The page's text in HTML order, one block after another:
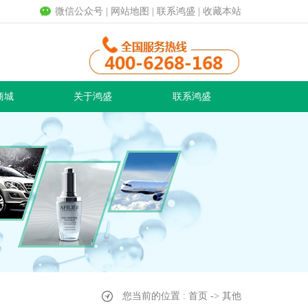
微信公众号 网站地图 联系鸿盛 收藏本站
城 关于鸿盛 联系鸿盛
您当前的位置 : 首页 -> 其他